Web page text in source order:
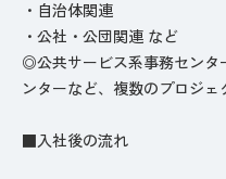
・自治体関連
・公社・公団関連 など
◎公共サービス系事務センタ
ンターなど、複数のプロジェ
■入社後の流れ